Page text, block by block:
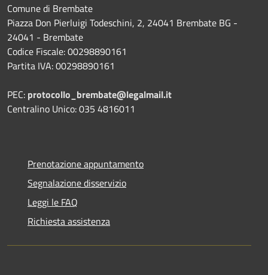
Comune di Brembate
Piazza Don Pierluigi Todeschini, 2, 24041 Brembate BG -
24041 - Brembate
Codice Fiscale: 00298890161
Partita IVA: 00298890161
PEC: protocollo_brembate@legalmail.it
Centralino Unico: 035 4816011
Prenotazione appuntamento
Segnalazione disservizio
Leggi le FAQ
Richiesta assistenza